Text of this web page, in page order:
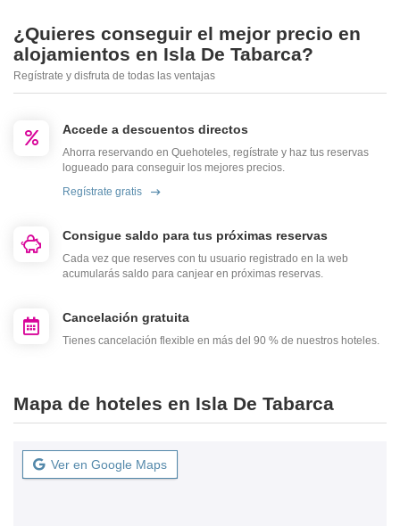
¿Quieres conseguir el mejor precio en
alojamientos en Isla De Tabarca?
Regístrate y disfruta de todas las ventajas
Accede a descuentos directos
Ahorra reservando en Quehoteles, regístrate y haz tus reservas
logueado para conseguir los mejores precios.
Regístrate gratis
Consigue saldo para tus próximas reservas
Cada vez que reserves con tu usuario registrado en la web
acumularás saldo para canjear en próximas reservas.
Cancelación gratuita
Tienes cancelación flexible en más del 90 % de nuestros hoteles.
Mapa de hoteles en Isla De Tabarca
Ver en Google Maps